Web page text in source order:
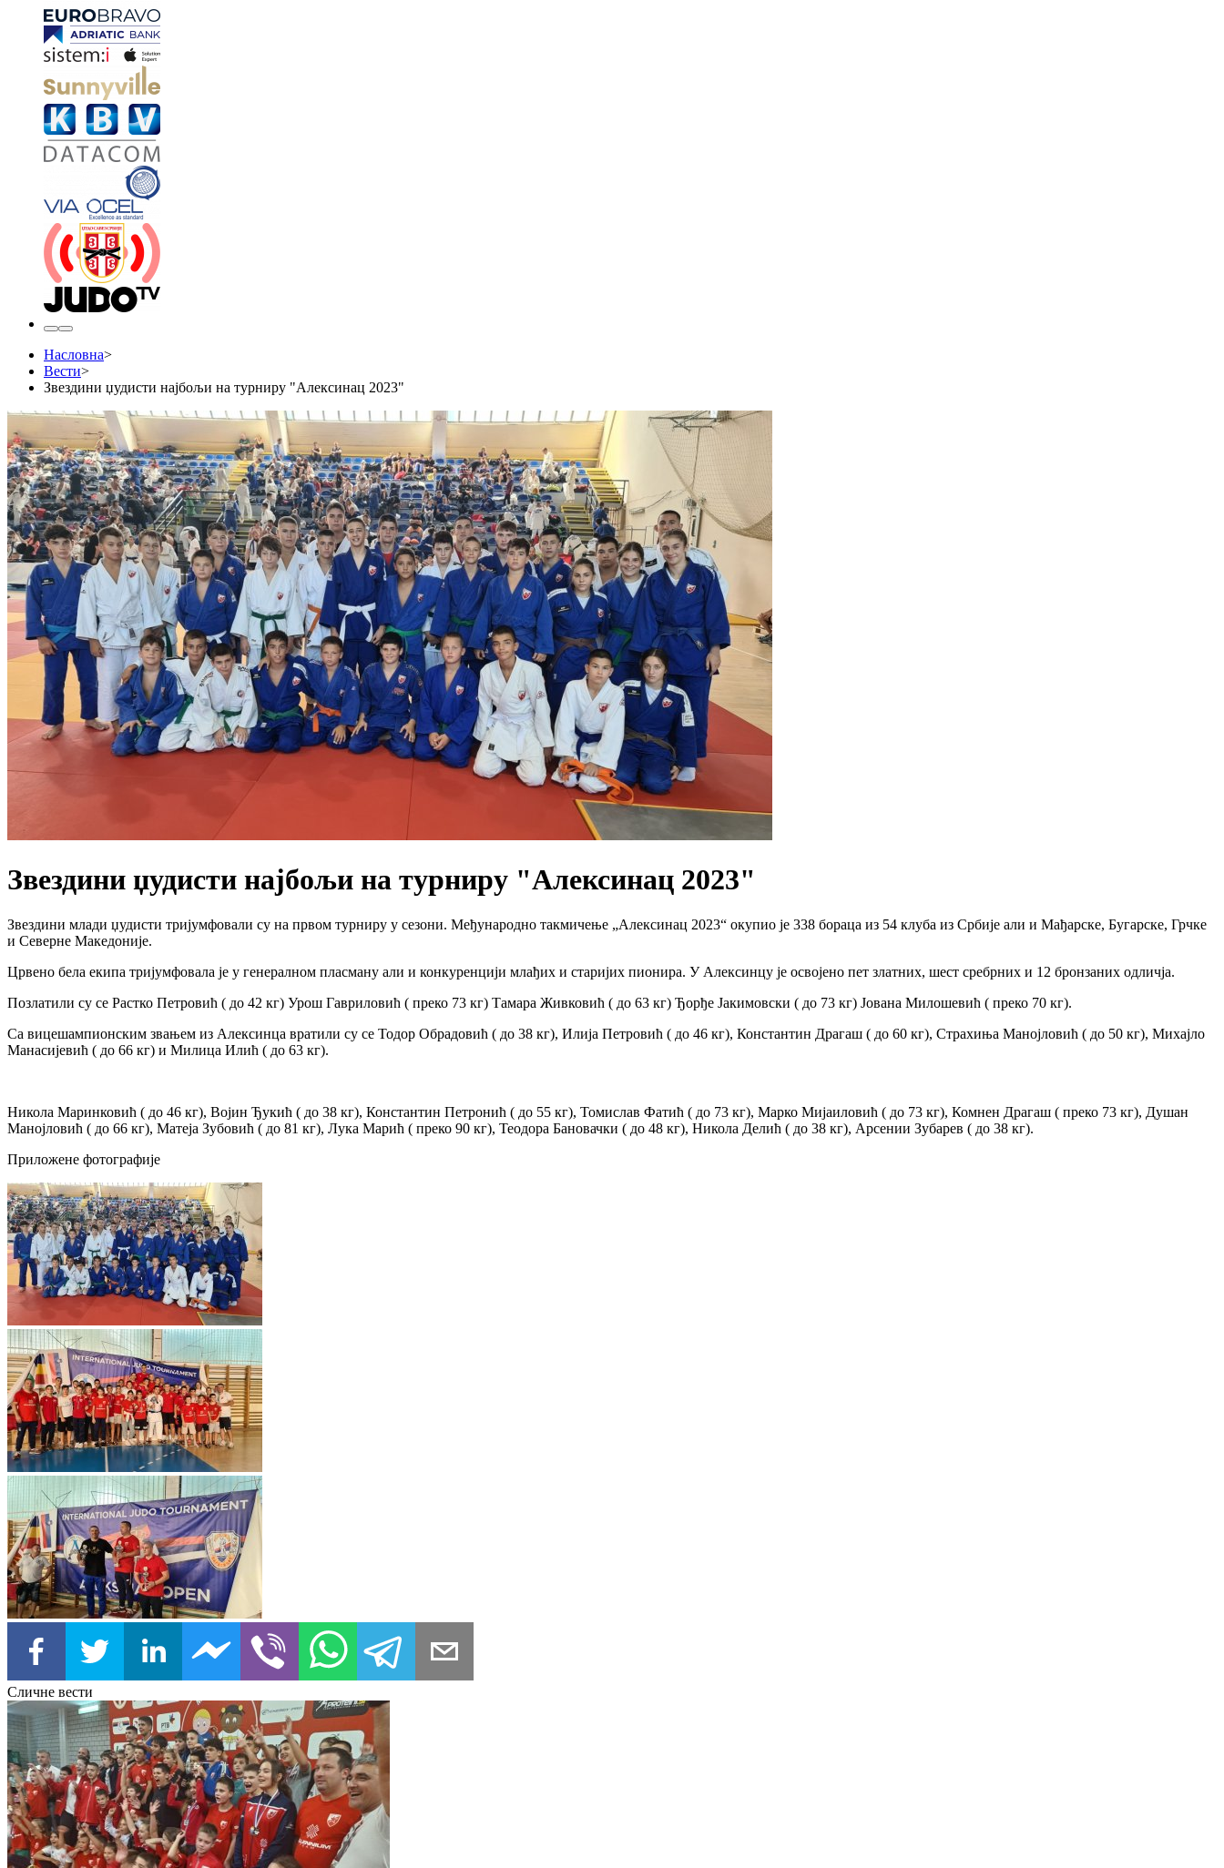
Насловна>
Вести>
Звездини џудисти најбољи на турниру "Алексинац 2023"
Звездини џудисти најбољи на турниру "Алексинац 2023"
Звездини млади џудисти тријумфовали су на првом турниру у сезони. Међународно такмичење „Алексинац 2023“ окупио је 338 бораца из 54 клуба из Србије али и Мађарске, Бугарске, Грчке
и Северне Македоније.
Црвено бела екипа тријумфовала је у генералном пласману али и конкуренцији млађих и старијих пионира. У Алексинцу је освојено пет златних, шест сребрних и 12 бронзаних одличја.
Позлатили су се Растко Петровић ( до 42 кг) Урош Гавриловић ( преко 73 кг) Тамара Живковић ( до 63 кг) Ђорђе Јакимовски ( до 73 кг) Јована Милошевић ( преко 70 кг).
Са вицешампионским звањем из Алексинца вратили су се Тодор Обрадовић ( до 38 кг), Илија Петровић ( до 46 кг), Константин Драгаш ( до 60 кг), Страхиња Манојловић ( до 50 кг), Михајло
Манасијевић ( до 66 кг) и Милица Илић ( до 63 кг).
Никола Маринковић ( до 46 кг), Војин Ђукић ( до 38 кг), Константин Петронић ( до 55 кг), Томислав Фатић ( до 73 кг), Марко Мијаиловић ( до 73 кг), Комнен Драгаш ( преко 73 кг), Душан
Манојловић ( до 66 кг), Матеја Зубовић ( до 81 кг), Лука Марић ( преко 90 кг), Теодора Бановачки ( до 48 кг), Никола Делић ( до 38 кг), Арсении Зубарев ( до 38 кг).
Приложене фотографије
Сличне вести